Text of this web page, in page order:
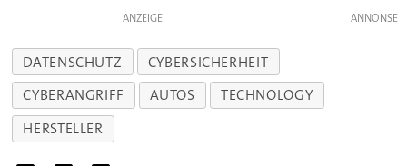
ANZEIGE
DATENSCHUTZ
CYBERSICHERHEIT
CYBERANGRIFF
AUTOS
TECHNOLOGY
HERSTELLER